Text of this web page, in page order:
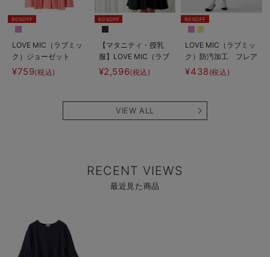
90%OFF
LOVE MIC（ラブミッ
ク）ジョーゼット
2WAYタックワンピー
¥759(税込)
60%OFF
【マタニティ・授乳
服】LOVE MIC（ラブ
ミック）レースビスチ
ェワンピース【出産後
¥2,596(税込)
90%OFF
LOVE MIC（ラブミッ
ク）防汚加工 フレア
スカート
¥438(税込)
VIEW ALL
RECENT VIEWS
最近見た商品